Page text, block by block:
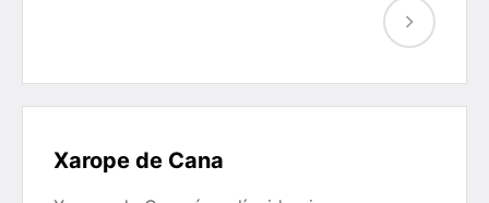
Xarope de Cana